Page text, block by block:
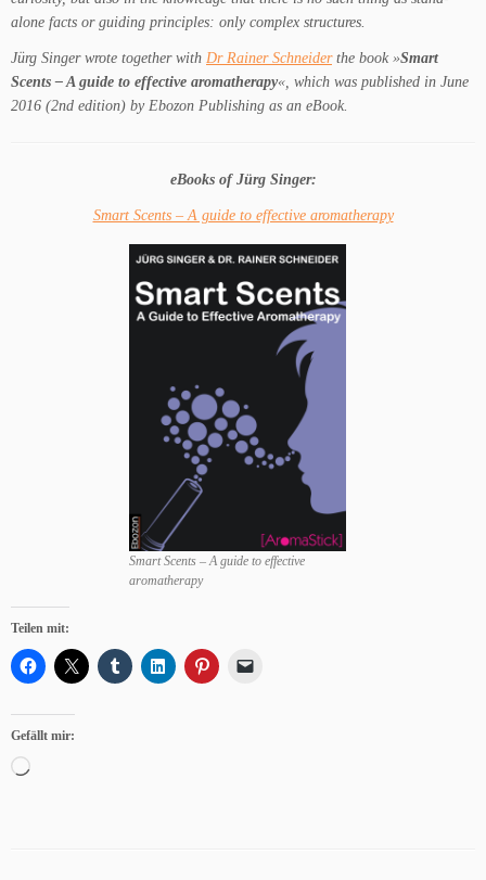
alone facts or guiding principles: only complex structures.
Jürg Singer wrote together with Dr Rainer Schneiderthe book »Smart
Scents – A guide to effective aromatherapy«, which was published in June
2016 (2nd edition) by Ebozon Publishing as an eBook.
eBooks of Jürg Singer:
Smart Scents – A guide to effective aromatherapy
Smart Scents – A guide to effective
aromatherapy
Teilen mit:
Gefällt mir:
Wird